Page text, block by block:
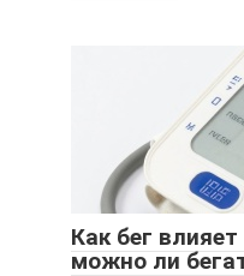
Как бег
можно ли